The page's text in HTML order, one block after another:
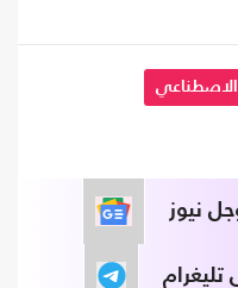
الاصطناعي
نيوز